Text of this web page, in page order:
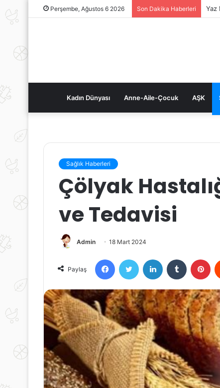
Perşembe, Ağustos 6 2026 Son Dakika Haberleri Yaz
Kadın Dünyası Anne-Aile-Çocuk AŞK
Sağlık Haberleri
Çölyak
ve Tedavisi
Admin 18 Mart 2024
Paylaş
FacebookTwitter LinkedIn Tumblr